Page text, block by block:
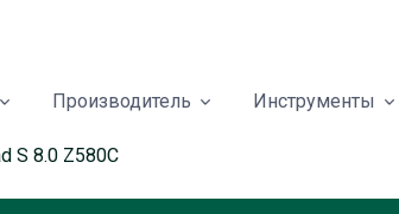
Производитель Инструменты
S 8.0 Z580C